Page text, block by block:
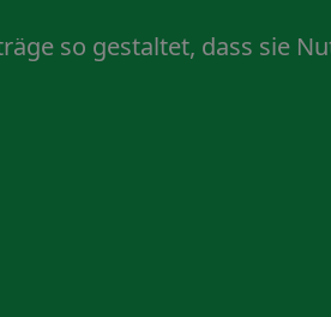
so gestaltet, dass sie